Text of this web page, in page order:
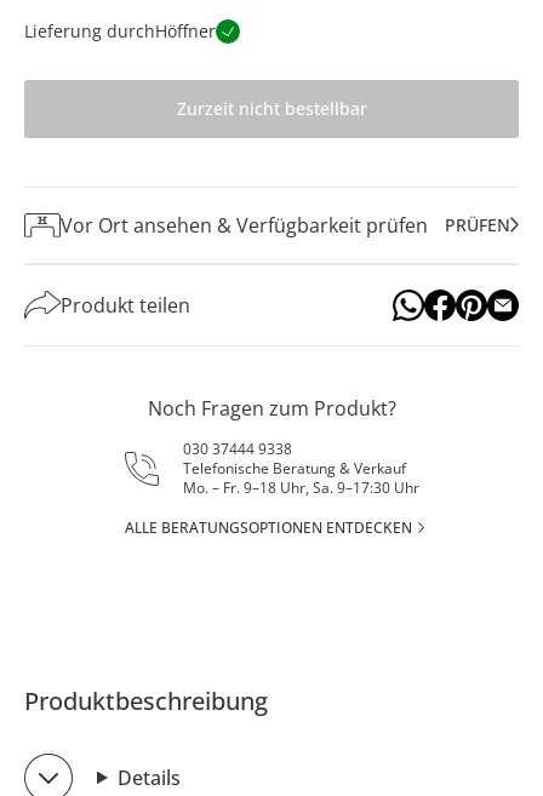
Lieferung durchHöffner
Zurzeit nicht bestellbar
Vor Ort ansehen & Verfügbarkeit prüfen PRÜFEN
Produkt teilen
Noch Fragen zum Produkt?
030 37444 9338
Telefonische Beratung & Verkauf
Mo. – Fr. 9–18 Uhr, Sa. 9–17:30 Uhr
ALLE BERATUNGSOPTIONEN ENTDECKEN
Produktbeschreibung
Details